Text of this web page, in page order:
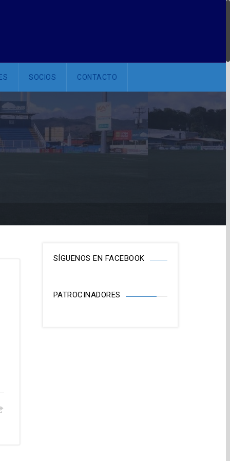
SOCIOS CONTACTO
SÍGUENOS EN FACEBOOK
PATROCINADORES